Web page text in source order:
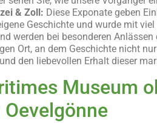
& Zoll: Diese Exponate geben
Geschichte und wurde mit
werden bei besonderen
Ort, an dem Geschichte nicht
den liebevollen Erhalt dieser
Museum